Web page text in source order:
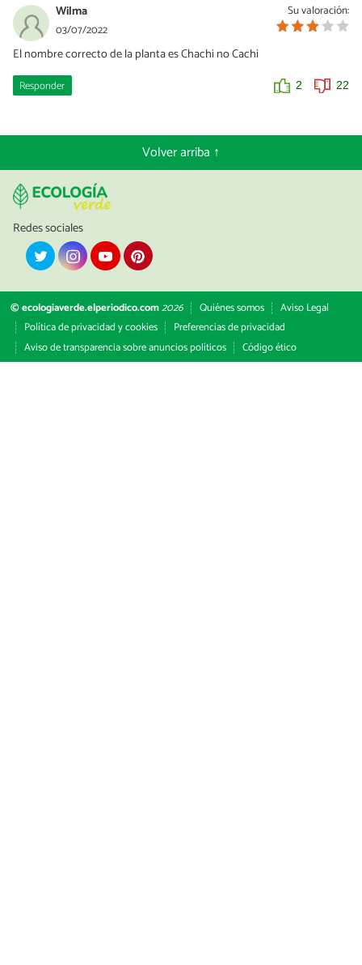
Su valoración:
Wilma
03/07/2022
El nombre correcto de la planta es Chachi no Cachi
Responder 2 22
Volver arriba ↑
Redes sociales
© ecologiaverde.elperiodico.com2026 Quiénes somos
Aviso Legal
Política de privacidad y cookies
Preferencias de privacidad
Aviso de transparencia sobre anuncios políticos
Código ético